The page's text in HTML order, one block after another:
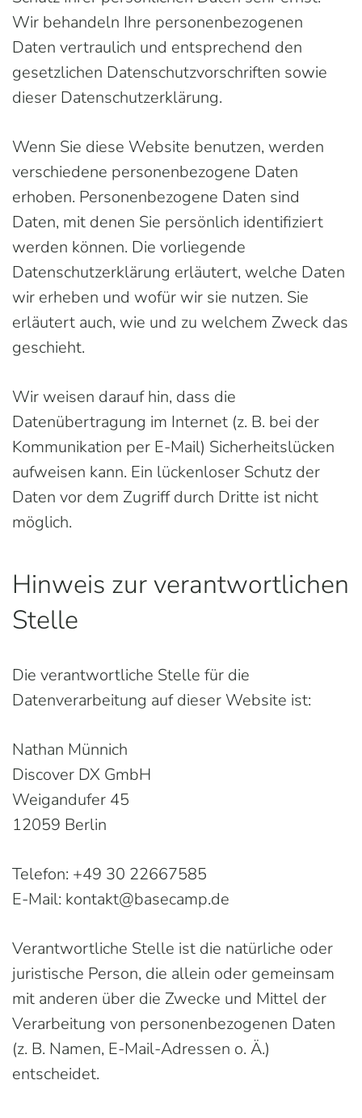
Wir behandeln Ihre personenbezogenen
Daten vertraulich und entsprechend den
gesetzlichen Datenschutzvorschriften sowie
dieser Datenschutzerklärung.
Wenn Sie diese Website benutzen, werden
verschiedene personenbezogene Daten
erhoben. Personenbezogene Daten sind
Daten, mit denen Sie persönlich identifiziert
werden können. Die vorliegende
Datenschutzerklärung erläutert, welche Daten
wir erheben und wofür wir sie nutzen. Sie
erläutert auch, wie und zu welchem Zweck das
geschieht.
Wir weisen darauf hin, dass die
Datenübertragung im Internet (z. B. bei der
Kommunikation per E-Mail) Sicherheitslücken
aufweisen kann. Ein lückenloser Schutz der
Daten vor dem Zugriff durch Dritte ist nicht
möglich.
Hinweis zur verantwortlichen
Stelle
Die verantwortliche Stelle für die
Datenverarbeitung auf dieser Website ist:
Nathan Münnich
Discover DX GmbH
Weigandufer 45
12059 Berlin
Telefon: +49 30 22667585
E-Mail: kontakt@basecamp.de
Verantwortliche Stelle ist die natürliche oder
juristische Person, die allein oder gemeinsam
mit anderen über die Zwecke und Mittel der
Verarbeitung von personenbezogenen Daten
(z. B. Namen, E-Mail-Adressen o. Ä.)
entscheidet.